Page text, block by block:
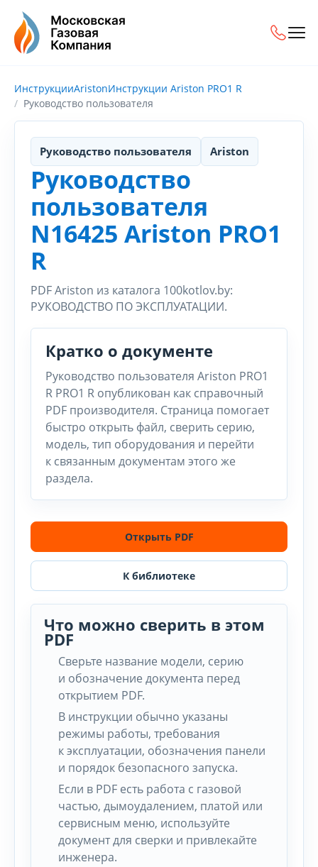
ИнструкцииAristonИнструкции Ariston PRO1 R
Руководство пользователя
Руководство пользователя Ariston
Руководство
пользователя
N16425 Ariston PRO1
R
PDF Ariston из каталога 100kotlov.by:
РУКОВОДСТВО ПО ЭКСПЛУАТАЦИИ.
Кратко о документе
Руководство пользователя Ariston PRO1
R PRO1 R опубликован как справочный
PDF производителя. Страница помогает
быстро открыть файл, сверить серию,
модель, тип оборудования и перейти
к связанным документам этого же
раздела.
Открыть PDF
К библиотеке
Что можно сверить в этом
PDF
Сверьте название модели, серию
и обозначение документа перед
открытием PDF.
В инструкции обычно указаны
режимы работы, требования
к эксплуатации, обозначения панели
и порядок безопасного запуска.
Если в PDF есть работа с газовой
частью, дымоудалением, платой или
сервисным меню, используйте
документ для сверки и привлекайте
инженера.